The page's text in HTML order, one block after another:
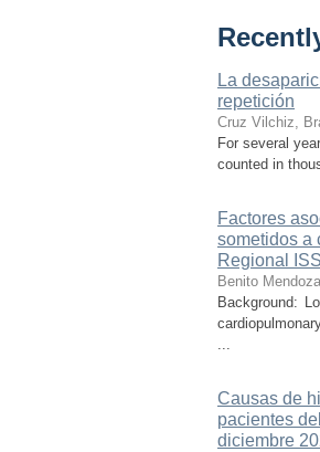
La
repetición
Cruz Vilchiz,
For several
counted in
Factores
sometidos a
Regional
Benito
Background:
...
Causas de
pacientes
diciembre